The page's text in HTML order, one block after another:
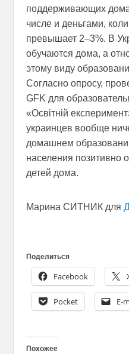
поддерживающих
числе и деньгами,
превышает 2–3%. В
обучаются дома, а
этому виду
Согласно опросу,
GFK для
«Освітній
украинцев вообще
домашнем
населения позитивно
детей дома.
Марина СИТНИК для
Поделиться
Facebook
Pocket E-
Похожее